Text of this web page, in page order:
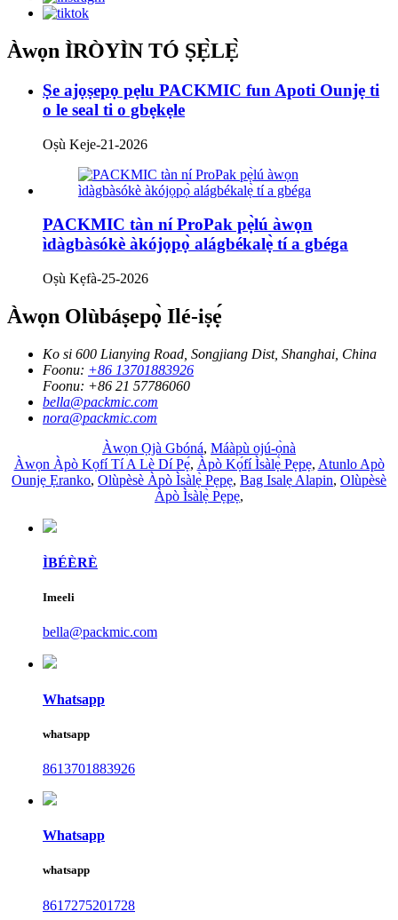
Àwọn ÌRÒYÌN TÓ ṢẸ̀LẸ̀
Ṣe ajọṣepọ pẹlu PACKMIC fun Apoti Ounjẹ ti
o le seal ti o gbẹkẹle
Oṣù Keje-21-2026
PACKMIC tàn ní ProPak pẹ̀lú àwọn
ìdàgbàsókè àkójọpọ̀ alágbékalẹ̀ tí a gbéga
Oṣù Kẹfà-25-2026
Àwọn Olùbáṣepọ̀ Ilé-iṣẹ́
Ko si 600 Lianying Road, Songjiang Dist, Shanghai, China
Foonu: +86 13701883926
Foonu: +86 21 57786060
bella@packmic.com
nora@packmic.com
Àwọn Ọjà Gbóná, Máàpù ojú-ọ̀nà
Àwọn Àpò Kọfí Tí A Lè Dí Pẹ́, Àpò Kọ́fí Ìsàlẹ̀ Pẹpẹ, Atunlo Apò
Ounjẹ Ẹranko, Olùpèsè Àpò Ìsàlẹ̀ Pẹpẹ, Bag Isalẹ Alapin, Olùpèsè
Àpò Ìsàlẹ̀ Pẹpẹ,
ÌBÉÈRÈ
Imeeli
bella@packmic.com
Whatsapp
whatsapp
8613701883926
Whatsapp
whatsapp
8617275201728